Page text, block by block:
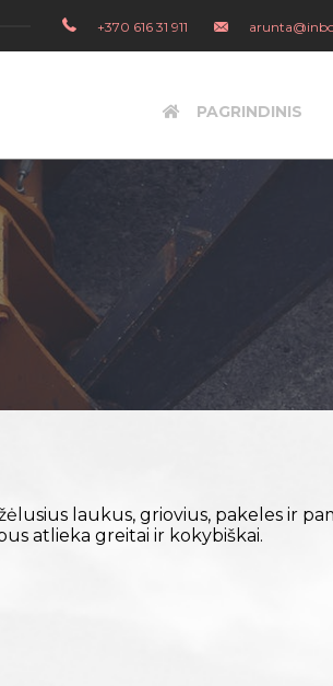
+370 616 31 911
PAGRINDINIS
laukus, griovius, pakeles ir
atlieka greitai ir kokybiškai.